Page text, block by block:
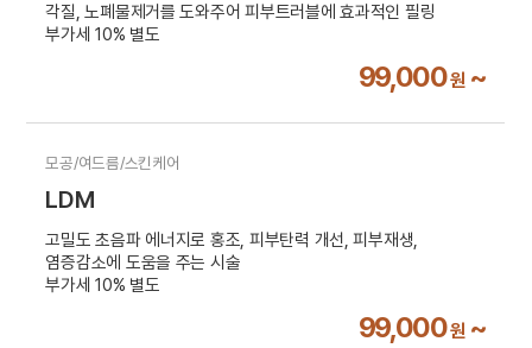
각질, 노폐물제거를 도와주어 피부트러블에 효과적인 필링
부가세 10% 별도
99,000원 ~
모공/여드름/스킨케어
LDM
고밀도 초음파 에너지로 홍조, 피부탄력 개선, 피부재생,
염증감소에 도움을 주는 시술
부가세 10% 별도
99,000원 ~